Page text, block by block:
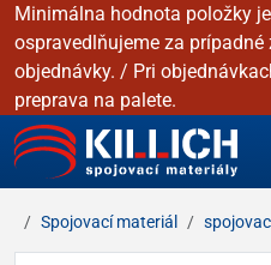
Minimálna hodnota položky
ospravedlňujeme za
objednávky. / Pri
preprava na palete.
KILLICH - Spojovacie materiály
Spojovací materiál